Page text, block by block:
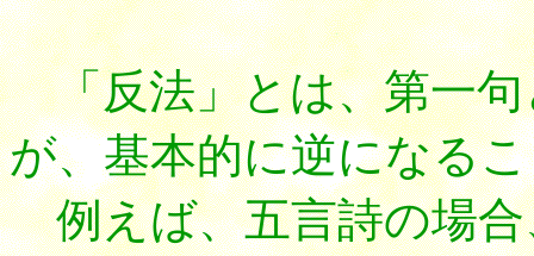
「反法」とは、第一句
が、基本的に逆になる
例えば、五言詩の場合